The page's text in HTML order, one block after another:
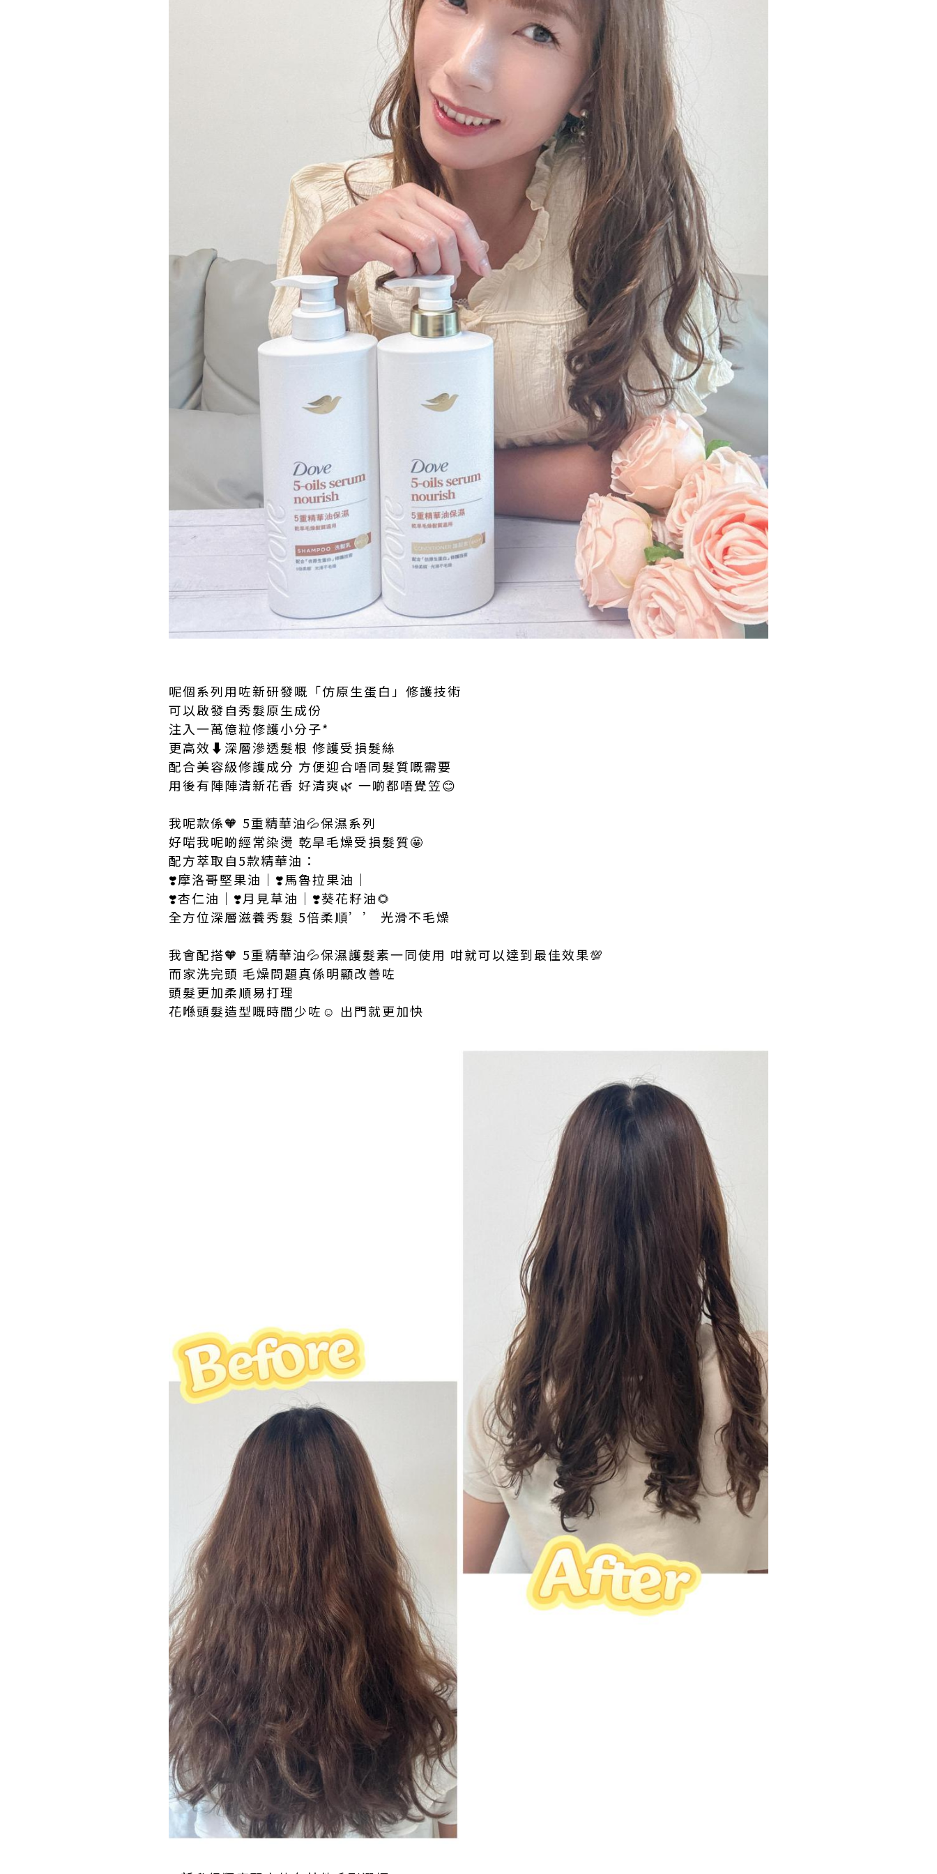
呢個系列用咗新研發嘅「仿原生蛋白」修護技術
可以啟發自秀髮原生成份
注入一萬億粒修護小分子*
更高效⬇️深層滲透髮根 修護受損髮絲
配合美容級修護成分 方便迎合唔同髮質嘅需要
用後有陣陣清新花香 好清爽🌿 一啲都唔覺笠😊
我呢款係🧡 5重精華油💦保濕系列
好啱我呢啲經常染燙 乾旱毛燥受損髮質🤩
配方萃取自5款精華油：
❣️摩洛哥堅果油｜❣️馬魯拉果油｜
❣️杏仁油｜❣️月見草油｜❣️葵花籽油🌻
全方位深層滋養秀髮 5倍柔順’’ 光滑不毛燥
我會配搭🧡 5重精華油💦保濕護髮素一同使用 咁就可以達到最佳效果💯
而家洗完頭 毛燥問題真係明顯改善咗
頭髮更加柔順易打理
花喺頭髮造型嘅時間少咗☺️ 出門就更加快